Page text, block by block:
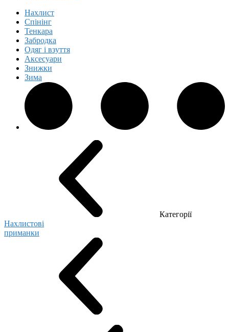
Нахлист
Спінінг
Тенкара
Забродка
Одяг і взуття
Аксесуари
Знижки
Зима
Категорії
Нахлистові
приманки